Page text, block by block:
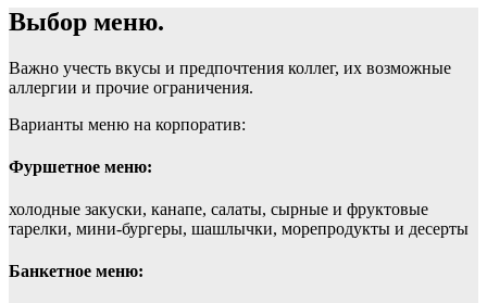
Выбор меню.
Важно учесть вкусы и предпочтения коллег, их возможные
аллергии и прочие ограничения.
Варианты меню на корпоратив:
Фуршетное меню:
холодные закуски, канапе, салаты, сырные и фруктовые
тарелки, мини-бургеры, шашлычки, морепродукты и десерты
Банкетное меню: